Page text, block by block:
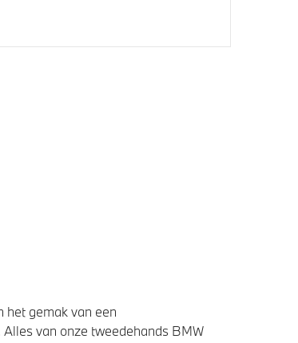
het gemak van een
van onze tweedehands BMW